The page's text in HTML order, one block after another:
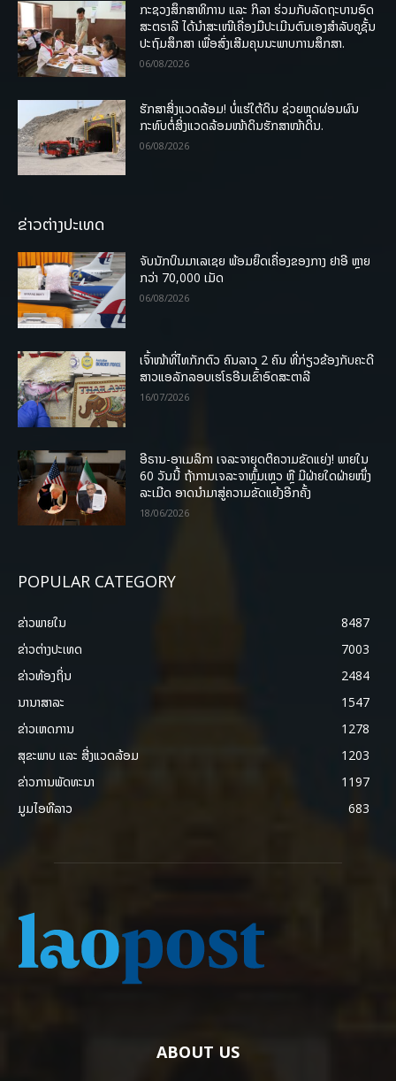
ກະຊວງສຶກສາທິການ ແລະ ກິລາ ຮ່ວມກັບລັດຖະບານອົດ
ສະຕຣາລີ ໄດ້ນຳສະເໜີເຄື່ອງມືປະເມີນຕົນເອງສຳລັບຄູຊັ້ນ
ປະຖົມສຶກສາ ເພື່ອສົ່ງເສີມຄຸນນະພາບການສຶກສາ.
06/08/2026
ຮັກສາສິ່ງແວດລ້ອມ! ບໍ່ແຮ່ໃຕ້ດິນ ຊ່ວຍຫຼຸດຜ່ອນຜົນ
ກະທົບຕໍ່ສິ່ງແວດລ້ອມໜ້າດິນຮັກສາໜ້າດິນ.
06/08/2026
ຂ່າວຕ່າງປະເທດ
ຈັບນັກບິນມາເລເຊຍ ພ້ອມຍຶດເຄື່ອງຂອງກາງ ຢາອີ ຫຼາຍ
ກວ່າ 70,000 ເມັດ
06/08/2026
ເຈົ້າໜ້າທີ່ໄທກັກຕົວ ຄົນລາວ 2 ຄົນ ທີ່ກ່ຽວຂ້ອງກັບຄະດີ
ສາວແອລັກລອບເຮໂຣອີນເຂົ້າອົດສະຕາລີ
16/07/2026
ອີຣານ-ອາເມລິກາ ເຈລະຈາຍຸດຕິຄວາມຂັດແຍ່ງ! ພາຍໃນ
60 ວັນນີ້ ຖ້າການເຈລະຈາຫຼົ້ມເຫຼວ ຫຼື ມີຝ່າຍໃດຝ່າຍໜຶ່ງ
ລະເມີດ ອາດນໍາມາສູ່ຄວາມຂັດແຍ້ງອີກຄັ້ງ
18/06/2026
POPULAR CATEGORY
ຂ່າວພາຍ​ໃນ
8487
ຂ່າວຕ່າງປະເທດ
7003
ຂ່າວທ້ອງຖິ່ນ
2484
ນານາສາລະ
1547
ຂ່າວເຫດການ
1278
ສຸຂະພາບ ແລະ ສີ່ງແວດລ້ອມ
1203
ຂ່າວການພັດທະນາ
1197
ມູມໄອທີລາວ
683
ABOUT US